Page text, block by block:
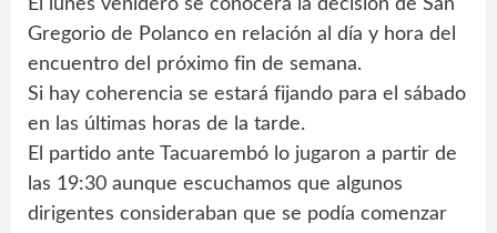
El lunes venidero se conocerá la decisión de San
Gregorio de Polanco en relación al día y hora del
encuentro del próximo fin de semana.
Si hay coherencia se estará fijando para el sábado
en las últimas horas de la tarde.
El partido ante Tacuarembó lo jugaron a partir de
las 19:30 aunque escuchamos que algunos
dirigentes consideraban que se podía comenzar